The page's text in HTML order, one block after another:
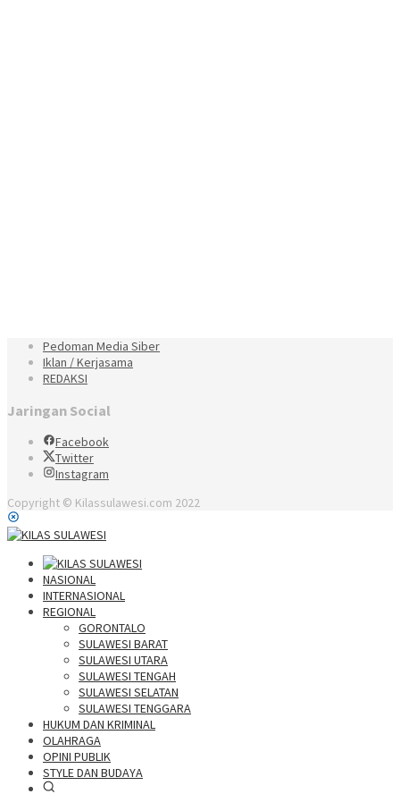
Pedoman Media Siber
Iklan / Kerjasama
REDAKSI
Jaringan Social
Facebook
Twitter
Instagram
Copyright © Kilassulawesi.com 2022
NASIONAL
INTERNASIONAL
REGIONAL
GORONTALO
SULAWESI BARAT
SULAWESI UTARA
SULAWESI TENGAH
SULAWESI SELATAN
SULAWESI TENGGARA
HUKUM DAN KRIMINAL
OLAHRAGA
OPINI PUBLIK
STYLE DAN BUDAYA